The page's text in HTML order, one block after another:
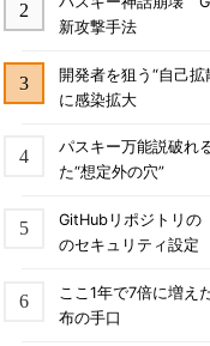
新攻撃手法
開発者を狙う“自己
に感染拡大
パスキー万能説破れ
た“想定外の穴”
GitHubリポジトリ
のセキュリティ設定
ここ1年で7倍に増え
布の手口